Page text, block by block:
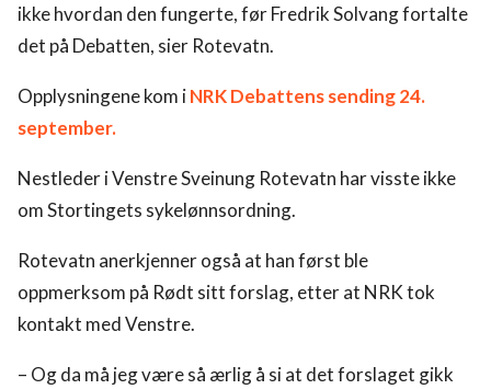
ikke hvordan den fungerte, før Fredrik Solvang fortalte
det på Debatten, sier Rotevatn.
Opplysningene kom iNRK Debattens sending 24.
september.
Nestleder i Venstre Sveinung Rotevatn har visste ikke
om Stortingets sykelønnsordning.
Rotevatn anerkjenner også at han først ble
oppmerksom på Rødt sitt forslag, etter at NRK tok
kontakt med Venstre.
– Og da må jeg være så ærlig å si at det forslaget gikk